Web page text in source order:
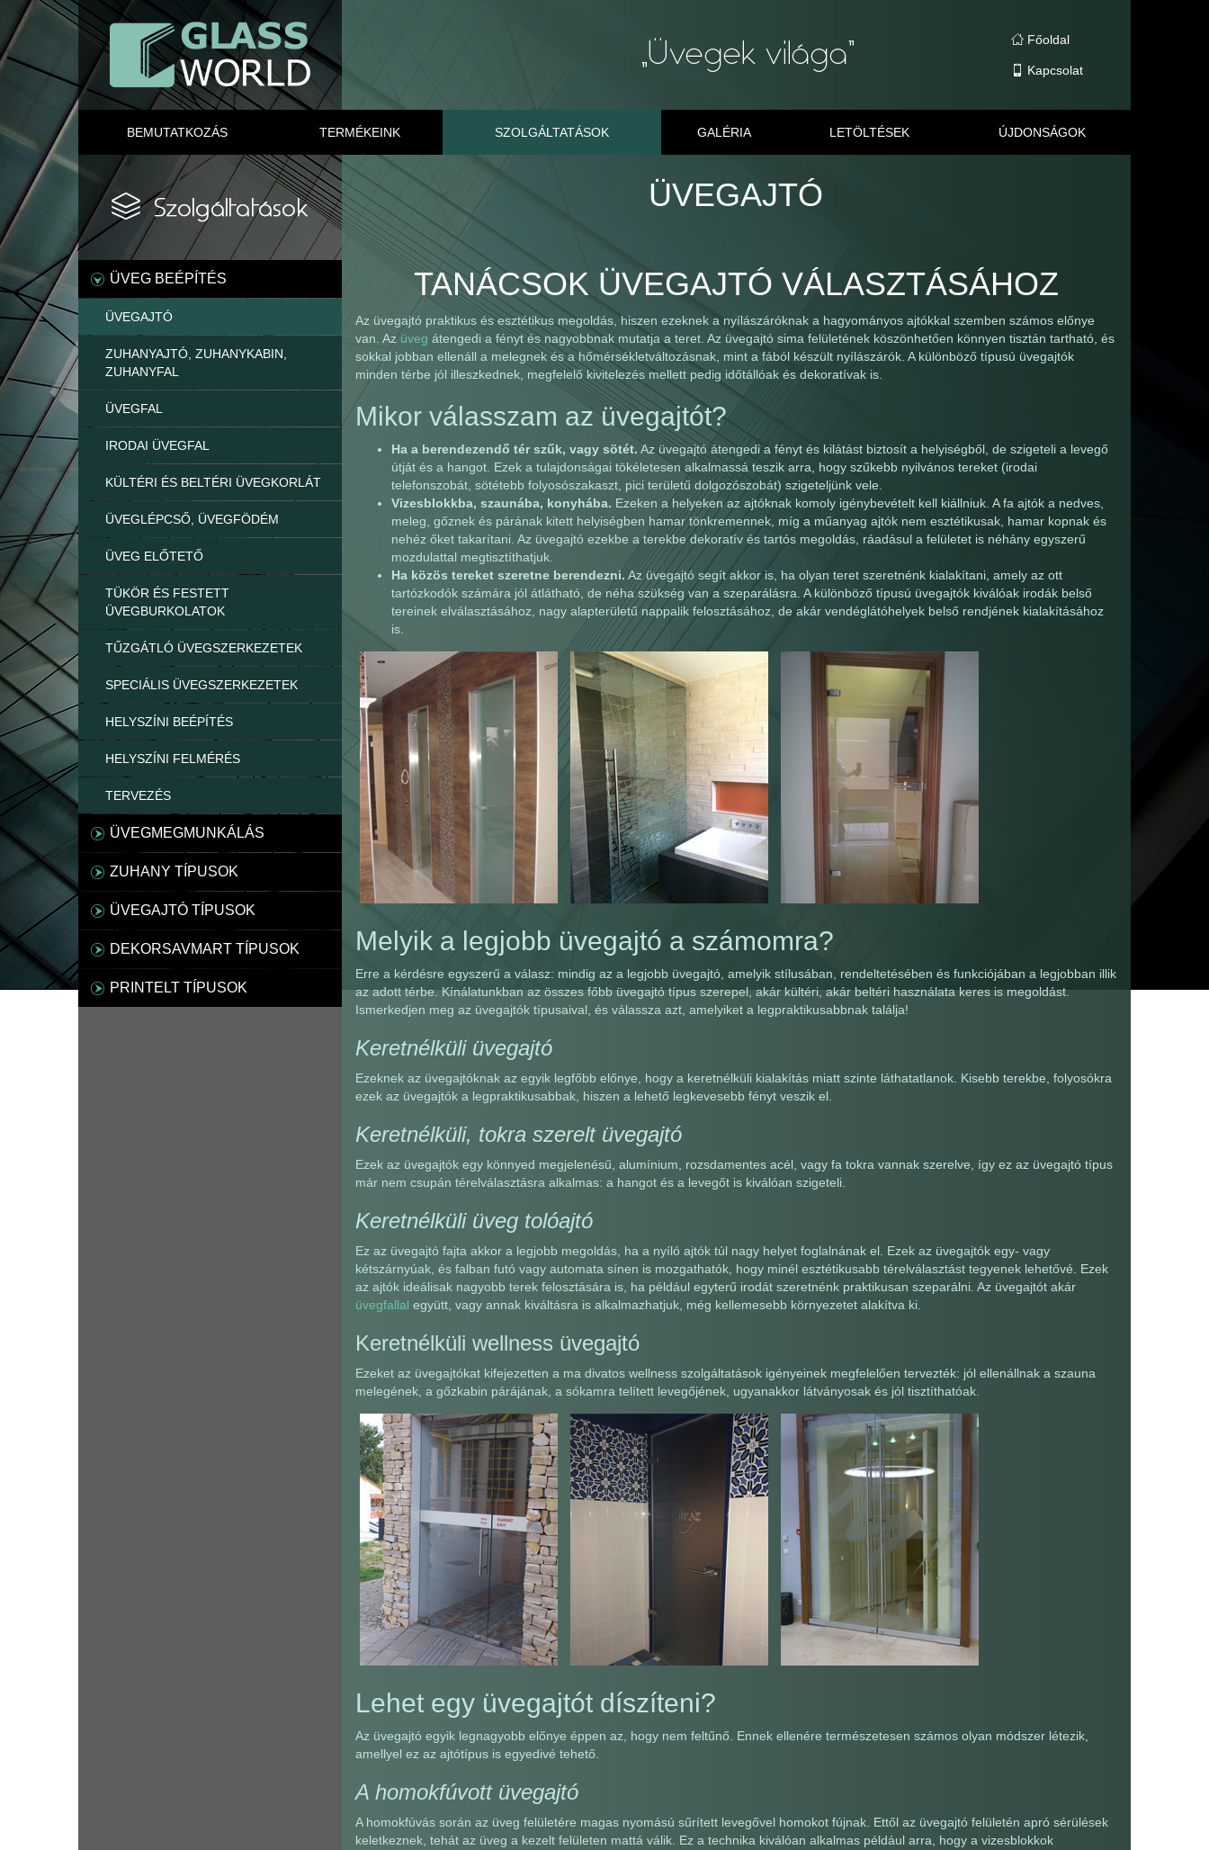
Főoldal
Kapcsolat
BEMUTATKOZÁS TERMÉKEINK SZOLGÁLTATÁSOK GALÉRIA LETÖLTÉSEK ÚJDONSÁGOK
ÜVEG BEÉPÍTÉS
ÜVEGAJTÓ
ZUHANYAJTÓ, ZUHANYKABIN,
ZUHANYFAL
ÜVEGFAL
IRODAI ÜVEGFAL
KÜLTÉRI ÉS BELTÉRI ÜVEGKORLÁT
ÜVEGLÉPCSŐ, ÜVEGFÖDÉM
ÜVEG ELŐTETŐ
TÜKÖR ÉS FESTETT
ÜVEGBURKOLATOK
TŰZGÁTLÓ ÜVEGSZERKEZETEK
SPECIÁLIS ÜVEGSZERKEZETEK
HELYSZÍNI BEÉPÍTÉS
HELYSZÍNI FELMÉRÉS
TERVEZÉS
ÜVEGMEGMUNKÁLÁS
ZUHANY TÍPUSOK
ÜVEGAJTÓ TÍPUSOK
DEKORSAVMART TÍPUSOK
PRINTELT TÍPUSOK
ÜVEGAJTÓ
TANÁCSOK ÜVEGAJTÓ VÁLASZTÁSÁHOZ
Az üvegajtó praktikus és esztétikus megoldás, hiszen ezeknek a nyílászáróknak a hagyományos ajtókkal szemben számos előnye
van. Azüveg átengedi a fényt és nagyobbnak mutatja a teret. Az üvegajtó sima felületének köszönhetően könnyen tisztán tartható, és
sokkal jobban ellenáll a melegnek és a hőmérsékletváltozásnak, mint a fából készült nyílászárók. A különböző típusú üvegajtók
minden térbe jól illeszkednek, megfelelő kivitelezés mellett pedig időtállóak és dekoratívak is.
Mikor válasszam az üvegajtót?
Ha a berendezendő tér szűk, vagy sötét. Az üvegajtó átengedi a fényt és kilátást biztosít a helyiségből, de szigeteli a levegő
útját és a hangot. Ezek a tulajdonságai tökéletesen alkalmassá teszik arra, hogy szűkebb nyilvános tereket (irodai
telefonszobát, sötétebb folyosószakaszt, pici területű dolgozószobát) szigeteljünk vele.
Vizesblokkba, szaunába, konyhába. Ezeken a helyeken az ajtóknak komoly igénybevételt kell kiállniuk. A fa ajtók a nedves,
meleg, gőznek és párának kitett helyiségben hamar tönkremennek, míg a műanyag ajtók nem esztétikusak, hamar kopnak és
nehéz őket takarítani. Az üvegajtó ezekbe a terekbe dekoratív és tartós megoldás, ráadásul a felületet is néhány egyszerű
mozdulattal megtisztíthatjuk.
Ha közös tereket szeretne berendezni. Az üvegajtó segít akkor is, ha olyan teret szeretnénk kialakítani, amely az ott
tartózkodók számára jól átlátható, de néha szükség van a szeparálásra. A különböző típusú üvegajtók kiválóak irodák belső
tereinek elválasztásához, nagy alapterületű nappalik felosztásához, de akár vendéglátóhelyek belső rendjének kialakításához
is.
Melyik a legjobb üvegajtó a számomra?
Erre a kérdésre egyszerű a válasz: mindig az a legjobb üvegajtó, amelyik stílusában, rendeltetésében és funkciójában a legjobban illik
az adott térbe. Kínálatunkban az összes főbb üvegajtó típus szerepel, akár kültéri, akár beltéri használata keres is megoldást.
Ismerkedjen meg az üvegajtók típusaival, és válassza azt, amelyiket a legpraktikusabbnak találja!
Keretnélküli üvegajtó
Ezeknek az üvegajtóknak az egyik legfőbb előnye, hogy a keretnélküli kialakítás miatt szinte láthatatlanok. Kisebb terekbe, folyosókra
ezek az üvegajtók a legpraktikusabbak, hiszen a lehető legkevesebb fényt veszik el.
Keretnélküli, tokra szerelt üvegajtó
Ezek az üvegajtók egy könnyed megjelenésű, alumínium, rozsdamentes acél, vagy fa tokra vannak szerelve, így ez az üvegajtó típus
már nem csupán térelválasztásra alkalmas: a hangot és a levegőt is kiválóan szigeteli.
Keretnélküli üveg tolóajtó
Ez az üvegajtó fajta akkor a legjobb megoldás, ha a nyíló ajtók túl nagy helyet foglalnának el. Ezek az üvegajtók egy- vagy
kétszárnyúak, és falban futó vagy automata sínen is mozgathatók, hogy minél esztétikusabb térelválasztást tegyenek lehetővé. Ezek
az ajtók ideálisak nagyobb terek felosztására is, ha például egyterű irodát szeretnénk praktikusan szeparálni. Az üvegajtót akár
üvegfallal együtt, vagy annak kiváltásra is alkalmazhatjuk, még kellemesebb környezetet alakítva ki.
Keretnélküli wellness üvegajtó
Ezeket az üvegajtókat kifejezetten a ma divatos wellness szolgáltatások igényeinek megfelelően tervezték: jól ellenállnak a szauna
melegének, a gőzkabin párájának, a sókamra telített levegőjének, ugyanakkor látványosak és jól tisztíthatóak.
Lehet egy üvegajtót díszíteni?
Az üvegajtó egyik legnagyobb előnye éppen az, hogy nem feltűnő. Ennek ellenére természetesen számos olyan módszer létezik,
amellyel ez az ajtótípus is egyedivé tehető.
A homokfúvott üvegajtó
A homokfúvás során az üveg felületére magas nyomású sűrített levegővel homokot fújnak. Ettől az üvegajtó felületén apró sérülések
keletkeznek, tehát az üveg a kezelt felületen mattá válik. Ez a technika kiválóan alkalmas például arra, hogy a vizesblokkok